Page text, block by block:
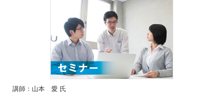
講師：山本 愛 氏